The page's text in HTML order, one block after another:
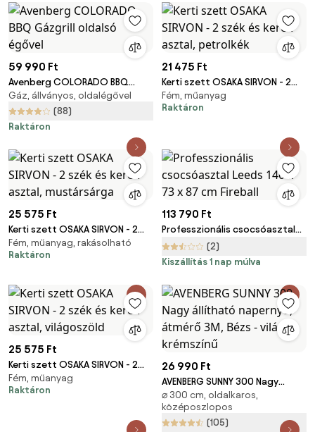
59 990 Ft
Avenberg COLORADO BBQ
Gázgrill oldalsó égővel
Gáz, állványos, oldalégővel
(88)
Raktáron
21 475 Ft
Kerti szett OSAKA SIRVON - 2
szék és kerek asztal, petrolkék
Fém, műanyag
Raktáron
25 575 Ft
Kerti szett OSAKA SIRVON - 2
szék és kerek asztal,
mustársárga
Fém, műanyag, rakásolható
Raktáron
113 790 Ft
Professzionális csocsóasztal
Leeds 140 x 73 x 87 cm Fireball
(2)
Kiszállítás 1 nap múlva
25 575 Ft
Kerti szett OSAKA SIRVON - 2
szék és kerek asztal,
világoszöld
Fém, műanyag
Raktáron
26 990 Ft
AVENBERG SUNNY 300 Nagy
állítható napernyő, átmérő 3M,
Bézs - világos krémszínű
⌀ 300 cm, oldalkaros,
középoszlopos
(105)